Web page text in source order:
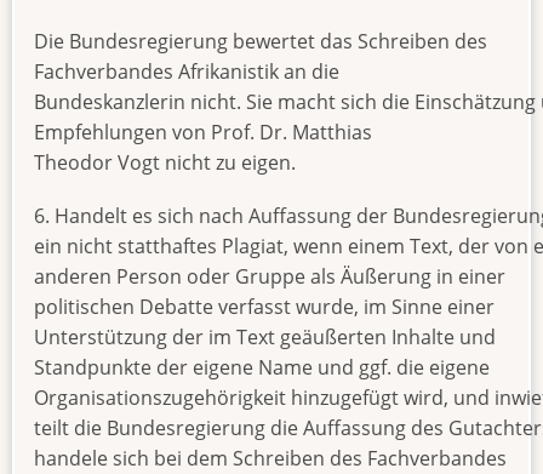
Die Bundesregierung bewertet das Schreiben des
Fachverbandes Afrikanistik an die
Bundeskanzlerin nicht. Sie macht sich die Einschätzung
Empfehlungen von Prof. Dr. Matthias
Theodor Vogt nicht zu eigen.
6. Handelt es sich nach Auffassung der
ein nicht statthaftes Plagiat, wenn einem Text, der von
anderen Person oder Gruppe als Äußerung in einer
politischen Debatte verfasst wurde, im Sinne einer
Unterstützung der im Text geäußerten Inhalte und
Standpunkte der eigene Name und ggf. die eigene
Organisationszugehörigkeit hinzugefügt wird, und
teilt die Bundesregierung die Auffassung des
handele sich bei dem Schreiben des Fachverbandes